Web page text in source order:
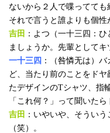
ないから２人で喋ってても
それで言うと誰よりも個性
吉田 ：よつ（一十三四：
ましょうか。先輩としてキ
一十三四 ：（咎憐无は）
ど、当たり前のことをド
たデザインのTシャツ、指
「これ何？」って聞いた
吉田 ：いやいや、そうい
（笑）。